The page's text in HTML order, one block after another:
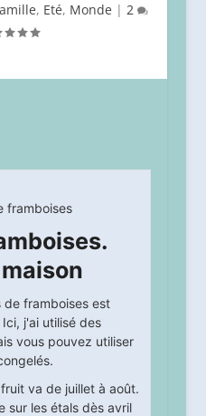
, Eté, Monde | 2
framboises est
j'ai utilisé des
vous pouvez utiliser
va de juillet à août.
sur les étals dès avril